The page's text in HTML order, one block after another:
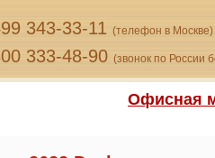
343-33-11 (телефон в Москве)
333-48-90 (звонок по России
Офисная